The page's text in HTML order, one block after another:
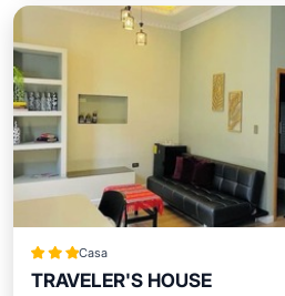
Casa
TRAVELER'S HOUSE